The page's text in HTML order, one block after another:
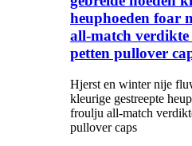
heuphoeden foar
all-match
petten pullover
Hjerst en winter nije
kleurige gestreepte
froulju all-match
pullover caps